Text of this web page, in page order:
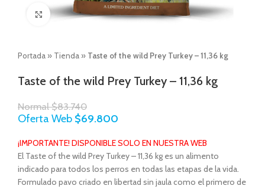
Click to enlarge
Portada » Tienda » Taste of the wild Prey Turkey – 11,36 kg
Taste of the wild Prey Turkey – 11,36 kg
Normal$83.740
Oferta Web $69.800
¡IMPORTANTE! DISPONIBLE SOLO EN NUESTRA WEB
El Taste of the wild Prey Turkey – 11,36 kg es un alimento
indicado para todos los perros en todas las etapas de la vida.
Formulado pavo criado en libertad sin jaula como el primero de